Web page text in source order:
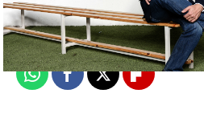
Publicado:12 de enero de
WhatsappFacebook
X Flipboard